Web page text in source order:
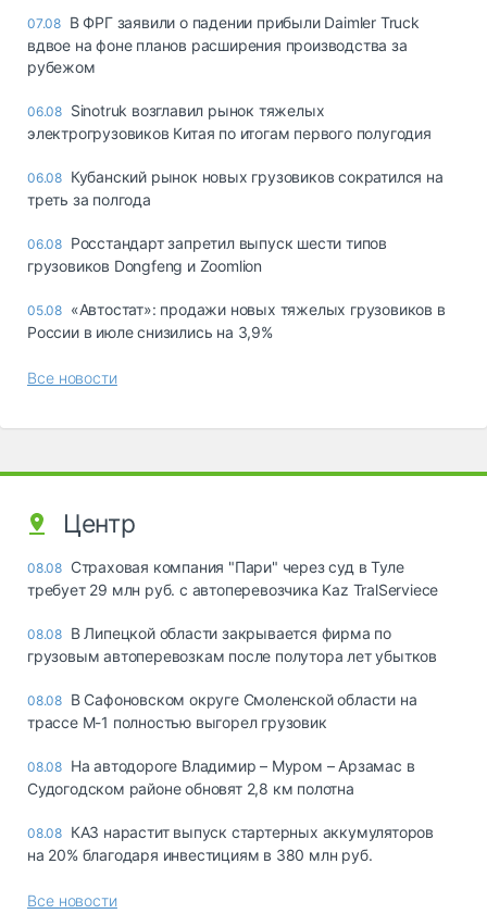
07.08 В ФРГ заявили о падении прибыли Daimler Truck
вдвое на фоне планов расширения производства за
рубежом
06.08 Sinotruk возглавил рынок тяжелых
электрогрузовиков Китая по итогам первого полугодия
06.08 Кубанский рынок новых грузовиков сократился на
треть за полгода
06.08 Росстандарт запретил выпуск шести типов
грузовиков Dongfeng и Zoomlion
05.08 «Автостат»: продажи новых тяжелых грузовиков в
России в июле снизились на 3,9%
Все новости
Центр
08.08 Страховая компания "Пари" через суд в Туле
требует 29 млн руб. с автоперевозчика Kaz TralServiece
08.08 В Липецкой области закрывается фирма по
грузовым автоперевозкам после полутора лет убытков
08.08 В Сафоновском округе Смоленской области на
трассе М-1 полностью выгорел грузовик
08.08 На автодороге Владимир – Муром – Арзамас в
Судогодском районе обновят 2,8 км полотна
08.08 КАЗ нарастит выпуск стартерных аккумуляторов
на 20% благодаря инвестициям в 380 млн руб.
Все новости